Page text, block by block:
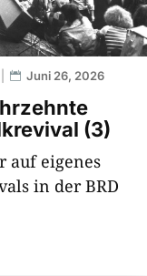
(3)
Juni 26, 2026
auf eigenes
in der BRD